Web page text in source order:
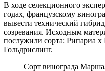
В ходе селекционного
годах, французскому
вывести технический
созревания. Исходным
послужили сорта: Рипариа x
Гольдрислинг.
Сорт винограда